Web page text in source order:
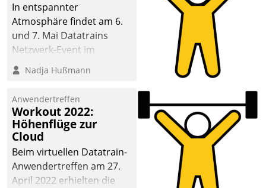
In entspannter
Atmosphäre findet am 6.
und 7. Mai Datatrains
Netzwerk-Event im
Kunden- und Partnerkreis
statt. Zentrale Frage: Wie
Mammutprojekte
meistern und Workloads
wuppen – bei zunehmend
anspruchsvollen
Aufgaben und
abnehmendem
Nadja Hußmann
Anwendertreffen
Workout 2022:
Höhenflüge zur
Cloud
Beim virtuellen Datatrain-
Anwendertreffen am 27.
April 2022 erhielten die